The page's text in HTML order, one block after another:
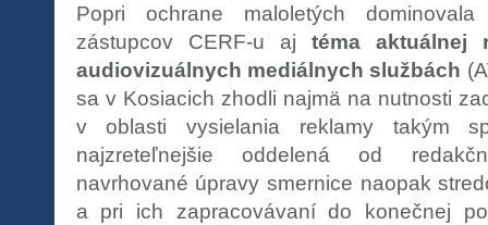
Popri ochrane maloletých dominovala
zástupcov CERF-u aj téma aktuálnej
audiovizuálnych mediálnych službách
sa v Kosiacich zhodli najmä na nutnosti
v oblasti vysielania reklamy takým
najzreteľnejšie oddelená od
navrhované úpravy smernice naopak
a pri ich zapracovávaní do konečnej